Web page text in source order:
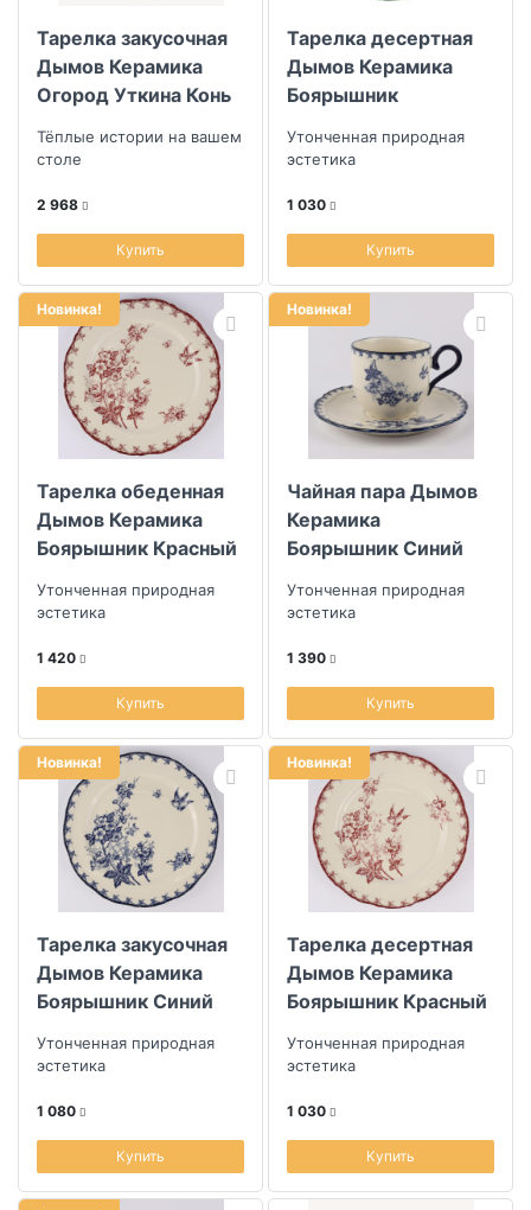
Тарелка закусочная
Дымов Керамика
Огород Уткина Конь
Тёплые истории на вашем
столе
2 968
Купить
Тарелка десертная
Дымов Керамика
Боярышник
Утонченная природная
эстетика
1 030
Купить
Новинка!
Тарелка обеденная
Дымов Керамика
Боярышник Красный
Утонченная природная
эстетика
1 420
Купить
Новинка!
Чайная пара Дымов
Керамика
Боярышник Синий
Утонченная природная
эстетика
1 390
Купить
Новинка!
Тарелка закусочная
Дымов Керамика
Боярышник Синий
Утонченная природная
эстетика
1 080
Купить
Новинка!
Тарелка десертная
Дымов Керамика
Боярышник Красный
Утонченная природная
эстетика
1 030
Купить